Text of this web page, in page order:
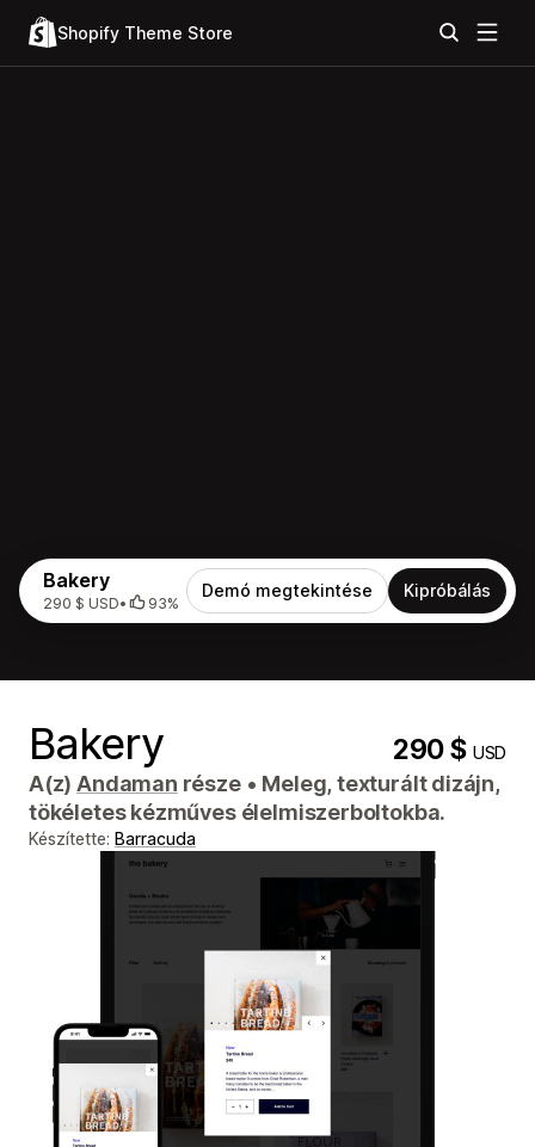
Shopify Theme Store
Bakery
290 $ USD• 93%
Demó megtekintése Kipróbálás
Bakery 290 $USD
A(z)Andaman része • Meleg, texturált dizájn,
tökéletes kézműves élelmiszerboltokba.
Készítette: Barracuda